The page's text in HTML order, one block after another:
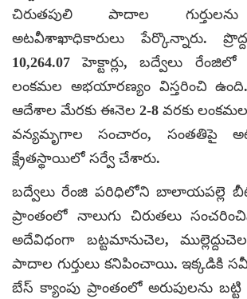
చిరుతపులి పాదాల గుర్తులను
అటవీశాఖాధికారులు పేర్కొన్నారు.
10,264.07 హెక్టార్లు, బద్వేలు రేంజిలో
లంకమల అభయారణ్యం విస్తరించి
ఆదేశాల మేరకు ఈనెల 2-8 వరకు
వన్యమృగాల సంచారం, సంతతిపై
క్ష్రేతస్థాయిలో సర్వే చేశారు.
బద్వేలు రేంజి పరిధిలోని బాలాయపల్లె
ప్రాంతంలో నాలుగు చిరుతలు
అదేవిధంగా బట్టమానుచెల,
పాదాల గుర్తులు కనిపించాయి. ఇక్కడికి
బేస్‌ క్యాంపు ప్రాంతంలో అరుపులను